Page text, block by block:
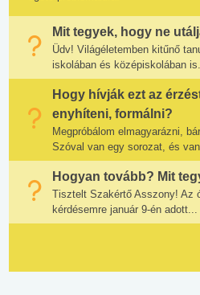
Mit tegyek, hogy ne
Üdv! Világéletemben kitűnő
iskolában és középiskolában
Hogy hívják ezt az
enyhíteni, formálni?
Megpróbálom elmagyarázni,
Szóval van egy sorozat, és
Hogyan tovább? Mit
Tisztelt Szakértő Asszony! Az
kérdésemre január 9-én adott...